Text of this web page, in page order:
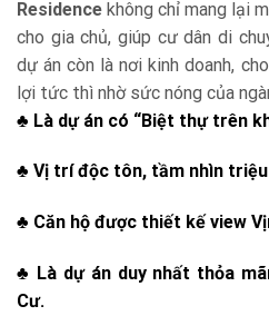
Residence không chỉ mang lại
cho gia chủ, giúp cư dân di
dự án còn là nơi kinh doanh,
lợi tức thì nhờ sức nóng của
♣ Là dự án có “Biệt thự trên
♣ Vị trí độc tôn, tầm nhìn
♣ Căn hộ được thiết kế view
♣ Là dự án duy nhất thỏa
Cư.